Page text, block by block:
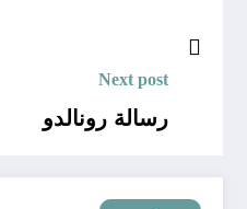
Next post
رسالة رونالدو